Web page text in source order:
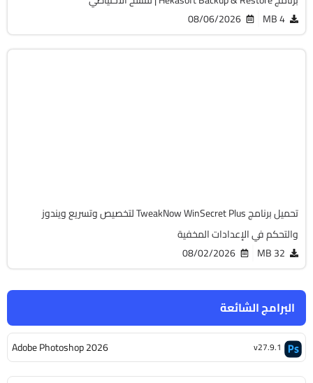
البرامج الشائعة
Adobe Photoshop 2026 v27.9.1
4 MB
08/06/2026
تحميل برنامج TweakNow WinSecret Plus لتخصيص وتسريع ويندوز
والتحكم في الإعدادات المخفية
32 MB
08/02/2026